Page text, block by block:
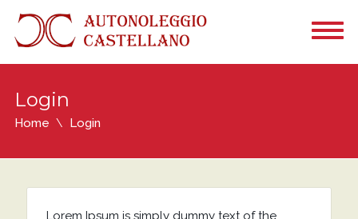
Login
Home Login
Lorem Ipsum is simply dummy text of the